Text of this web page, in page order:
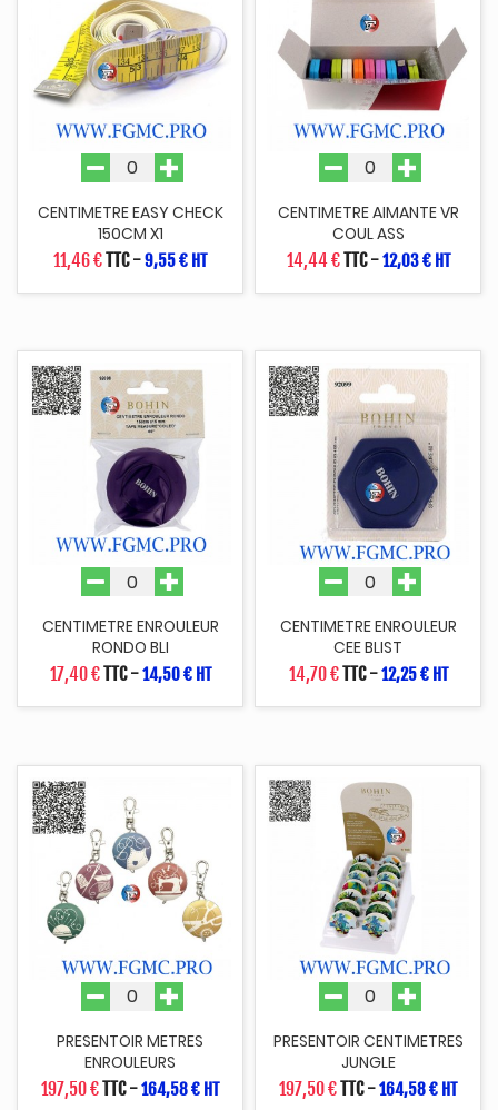
CENTIMETRE EASY CHECK
150CM X1
11,46 €TTC-9,55 € HT
CENTIMETRE AIMANTE VR
COUL ASS
14,44 €TTC-12,03 € HT
CENTIMETRE ENROULEUR
RONDO BLI
17,40 €TTC-14,50 € HT
CENTIMETRE ENROULEUR
CEE BLIST
14,70 €TTC-12,25 € HT
PRESENTOIR METRES
ENROULEURS
197,50 €TTC-164,58 € HT
PRESENTOIR CENTIMETRES
JUNGLE
197,50 €TTC-164,58 € HT